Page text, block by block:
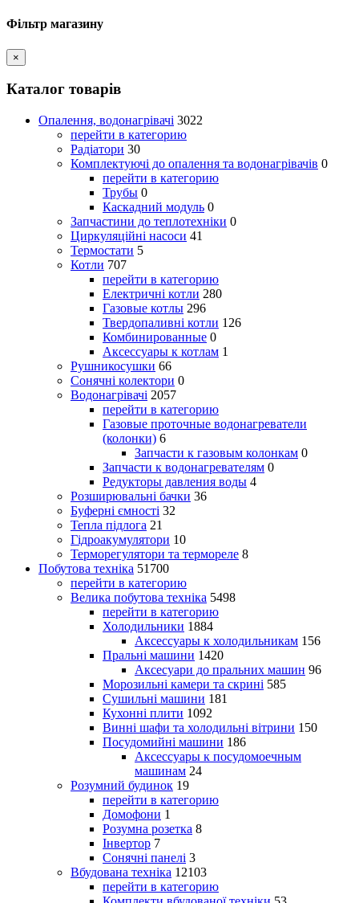
Фільтр магазину
×
Каталог товарів
Опалення, водонагрівачі 3022
перейти в категорию
Радіатори 30
Комплектуючі до опалення та водонагрівачів 0
перейти в категорию
Трубы 0
Каскадний модуль 0
Запчастини до теплотехніки 0
Циркуляційні насоси 41
Термостати 5
Котли 707
перейти в категорию
Електричні котли 280
Газовые котлы 296
Твердопаливні котли 126
Комбинированные 0
Аксессуары к котлам 1
Рушникосушки 66
Сонячні колектори 0
Водонагрівачі 2057
перейти в категорию
Газовые проточные водонагреватели
(колонки) 6
Запчасти к газовым колонкам 0
Запчасти к водонагревателям 0
Редукторы давления воды 4
Розширювальні бачки 36
Буферні ємності 32
Тепла підлога 21
Гідроакумулятори 10
Терморегулятори та термореле 8
Побутова техніка 51700
перейти в категорию
Велика побутова техніка 5498
перейти в категорию
Холодильники 1884
Аксессуары к холодильникам 156
Пральні машини 1420
Аксесуари до пральних машин 96
Морозильні камери та скрині 585
Сушильні машини 181
Кухонні плити 1092
Винні шафи та холодильні вітрини 150
Посудомийні машини 186
Аксессуары к посудомоечным
машинам 24
Розумний будинок 19
перейти в категорию
Домофони 1
Розумна розетка 8
Інвертор 7
Сонячні панелі 3
Вбудована техніка 12103
перейти в категорию